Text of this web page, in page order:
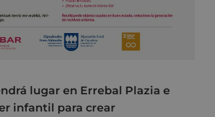
lugar en Errebal Plazia e
infantil para crear